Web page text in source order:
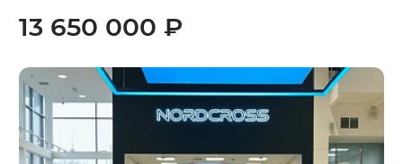
13 650 000 ₽